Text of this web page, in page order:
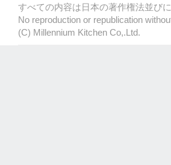
すべての内容は日本の著作権法並び
No reproduction or republication
(C) Millennium Kitchen Co,.Ltd.